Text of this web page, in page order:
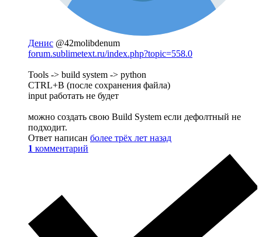
Денис @42molibdenum
forum.sublimetext.ru/index.php?topic=558.0
Tools -> build system -> python
CTRL+B (после сохранения файла)
input работать не будет
можно создать свою Build System если дефолтный не
подходит.
Ответ написан более трёх лет назад
1 комментарий